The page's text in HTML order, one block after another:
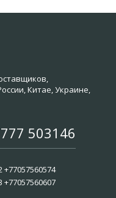
Китае, Украине,
503146
+77057560574
+77057560607